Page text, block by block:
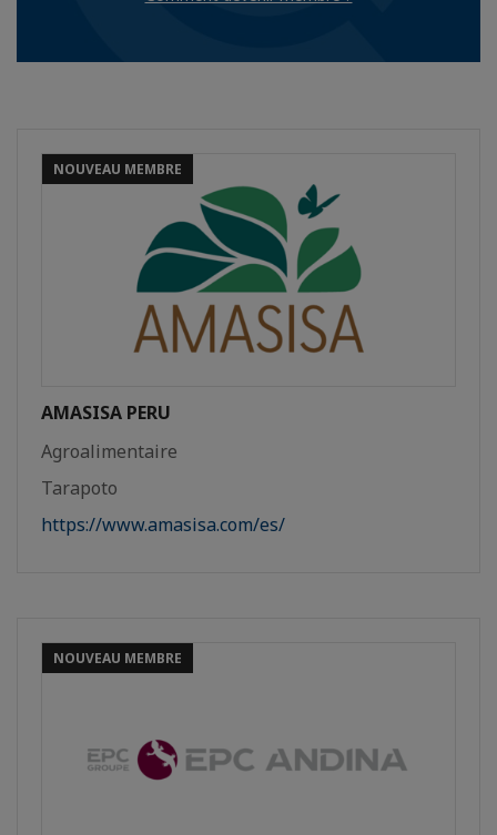
NOUVEAU MEMBRE
AMASISA PERU
Agroalimentaire
Tarapoto
https://www.amasisa.com/es/
NOUVEAU MEMBRE